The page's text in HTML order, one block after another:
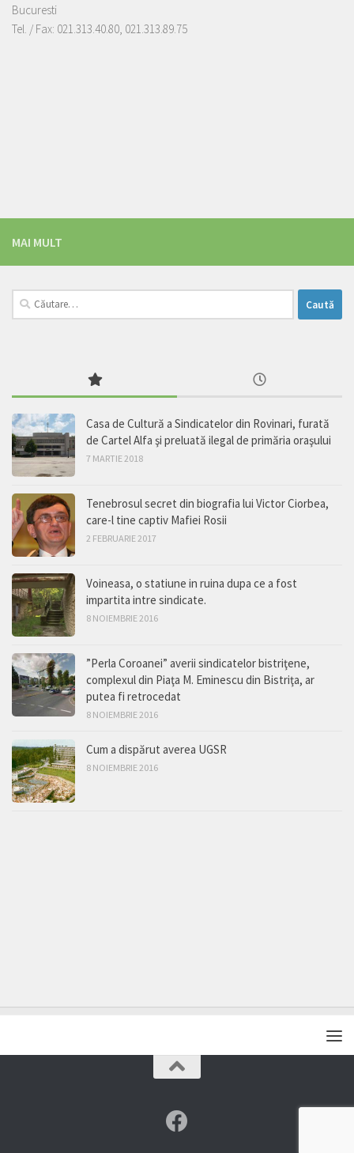
Bucuresti
Tel. / Fax: 021.313.40.80, 021.313.89.75
MAI MULT
Caută
după:
Casa de Cultură a Sindicatelor din Rovinari, furată
de Cartel Alfa şi preluată ilegal de primăria oraşului
7 MARTIE 2018
Tenebrosul secret din biografia lui Victor Ciorbea,
care-l tine captiv Mafiei Rosii
2 FEBRUARIE 2017
Voineasa, o statiune in ruina dupa ce a fost
impartita intre sindicate.
8 NOIEMBRIE 2016
”Perla Coroanei” averii sindicatelor bistriţene,
complexul din Piaţa M. Eminescu din Bistriţa, ar
putea fi retrocedat
8 NOIEMBRIE 2016
Cum a dispărut averea UGSR
8 NOIEMBRIE 2016